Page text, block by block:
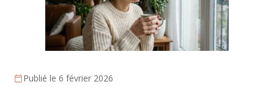
Publié le 6 février 2026